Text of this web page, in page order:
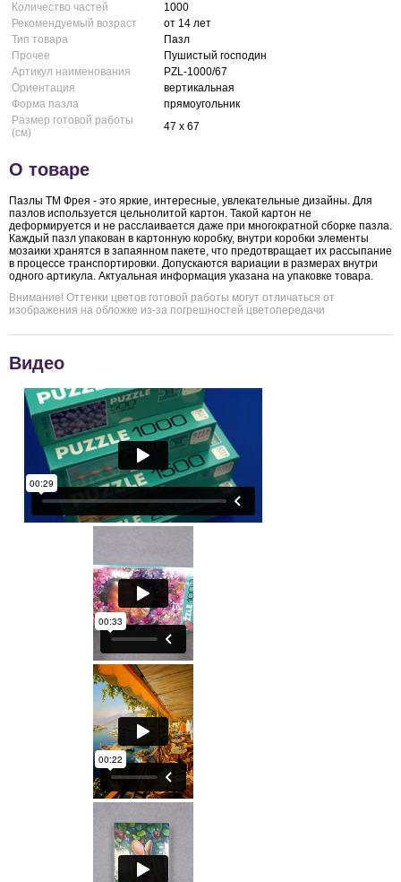
Количество частей
1000
Рекомендуемый возраст
от 14 лет
Тип товара
Пазл
Прочее
Пушистый господин
Артикул наименования
PZL-1000/67
Ориентация
вертикальная
Форма пазла
прямоугольник
Размер готовой работы
(см)
47 x 67
О товаре
Пазлы ТМ Фрея - это яркие, интересные, увлекательные дизайны. Для
пазлов используется цельнолитой картон. Такой картон не
деформируется и не расслаивается даже при многократной сборке пазла.
Каждый пазл упакован в картонную коробку, внутри коробки элементы
мозаики хранятся в запаянном пакете, что предотвращает их рассыпание
в процессе транспортировки. Допускаются вариации в размерах внутри
одного артикула. Актуальная информация указана на упаковке товара.
Внимание! Оттенки цветов готовой работы могут отличаться от
изображения на обложке из-за погрешностей цветопередачи
Видео